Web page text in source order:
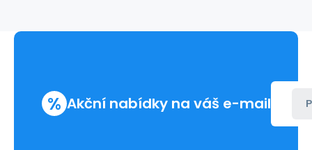
FPrice
% Akční nabídky na váš e-mail